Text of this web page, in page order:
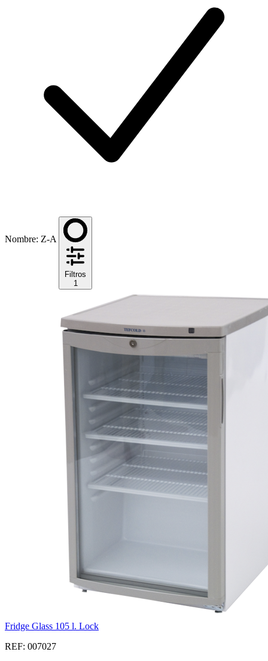
Nombre: Z-A
Filtros
1
Fridge Glass 105 l. Lock
REF: 007027